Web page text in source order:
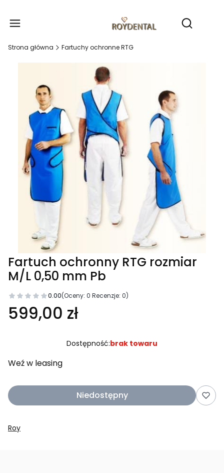
Otwórz
Strona główna Fartuchy ochronne RTG
Fartuch ochronny RTG rozmiar
M/L 0,50 mm Pb
0.00(Oceny: 0 Recenzje: 0)
599,00 zł
Dostępność:brak towaru
Weź w leasing
Niedostępny
Roy